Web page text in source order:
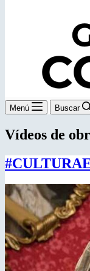
Menú Buscar
Vídeos de